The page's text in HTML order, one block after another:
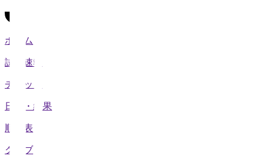
ホーム
試合速報
チケット
日程・結果
順位表
クラブ